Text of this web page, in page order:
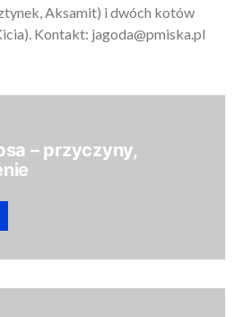
Aksamit) i dwóch kotów
Kontakt: jagoda@pmiska.pl
– przyczyny,